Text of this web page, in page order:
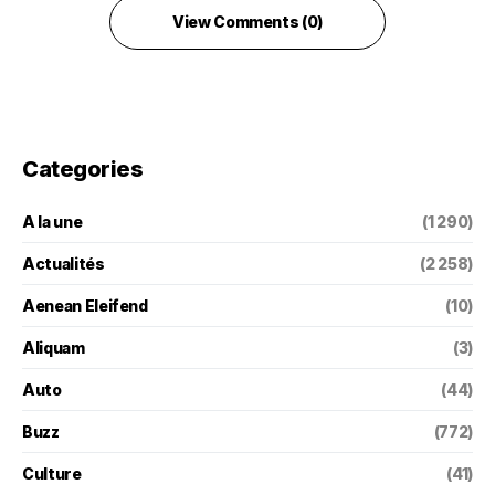
View Comments (0)
Categories
A la une (1 290)
Actualités (2 258)
Aenean Eleifend (10)
Aliquam (3)
Auto (44)
Buzz (772)
Culture (41)